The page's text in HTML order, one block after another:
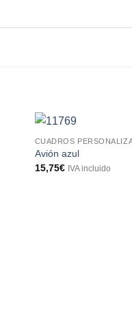
CUADROS
Avión azul
15,75€ IVA incluido